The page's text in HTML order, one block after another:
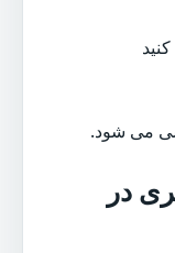
می شود.
در